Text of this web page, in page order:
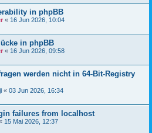
in phpBB
« 16 Jun 2026, 10:04
in phpBB
« 16 Jun 2026, 09:58
werden nicht in 64-Bit-Registry
« 03 Jun 2026, 16:34
failures from localhost
15 Mai 2026, 12:37